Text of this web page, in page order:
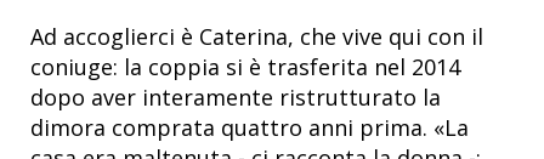
Ad accoglierci è Caterina, che vive qui con il
coniuge: la coppia si è trasferita nel 2014
dopo aver interamente ristrutturato la
dimora comprata quattro anni prima. «La